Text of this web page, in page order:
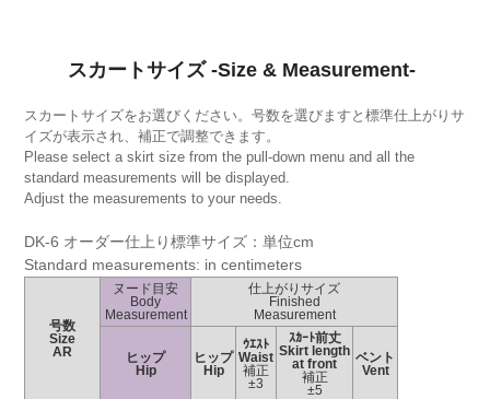
スカートサイズ -Size & Measurement-
スカートサイズをお選びください。号数を選びますと標準仕上がりサ
イズが表示され、補正で調整できます。
Please select a skirt size from the pull-down menu and all the
standard measurements will be displayed.
Adjust the measurements to your needs.
DK-6 オーダー仕上り標準サイズ：単位cm
Standard measurements: in centimeters
号数
Size
AR
ヌード目安
Body
Measurement
仕上がりサイズ
Finished
Measurement
ヒップ
Hip
ヒップ
Hip
ｳｴｽﾄ
Waist
補正
±3
ｽｶｰﾄ前丈
Skirt length
at front
補正
±5
ベント
Vent